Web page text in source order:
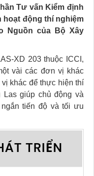
Tư vấn Kiểm định
hoạt động thí nghiệm
Nguồn của Bộ Xây
XD 203 thuộc ICCI,
vài các đơn vị khác
khác để thực hiện thí
giúp chủ động và
tiến độ và tối ưu